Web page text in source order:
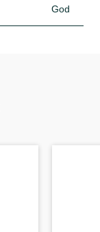
God